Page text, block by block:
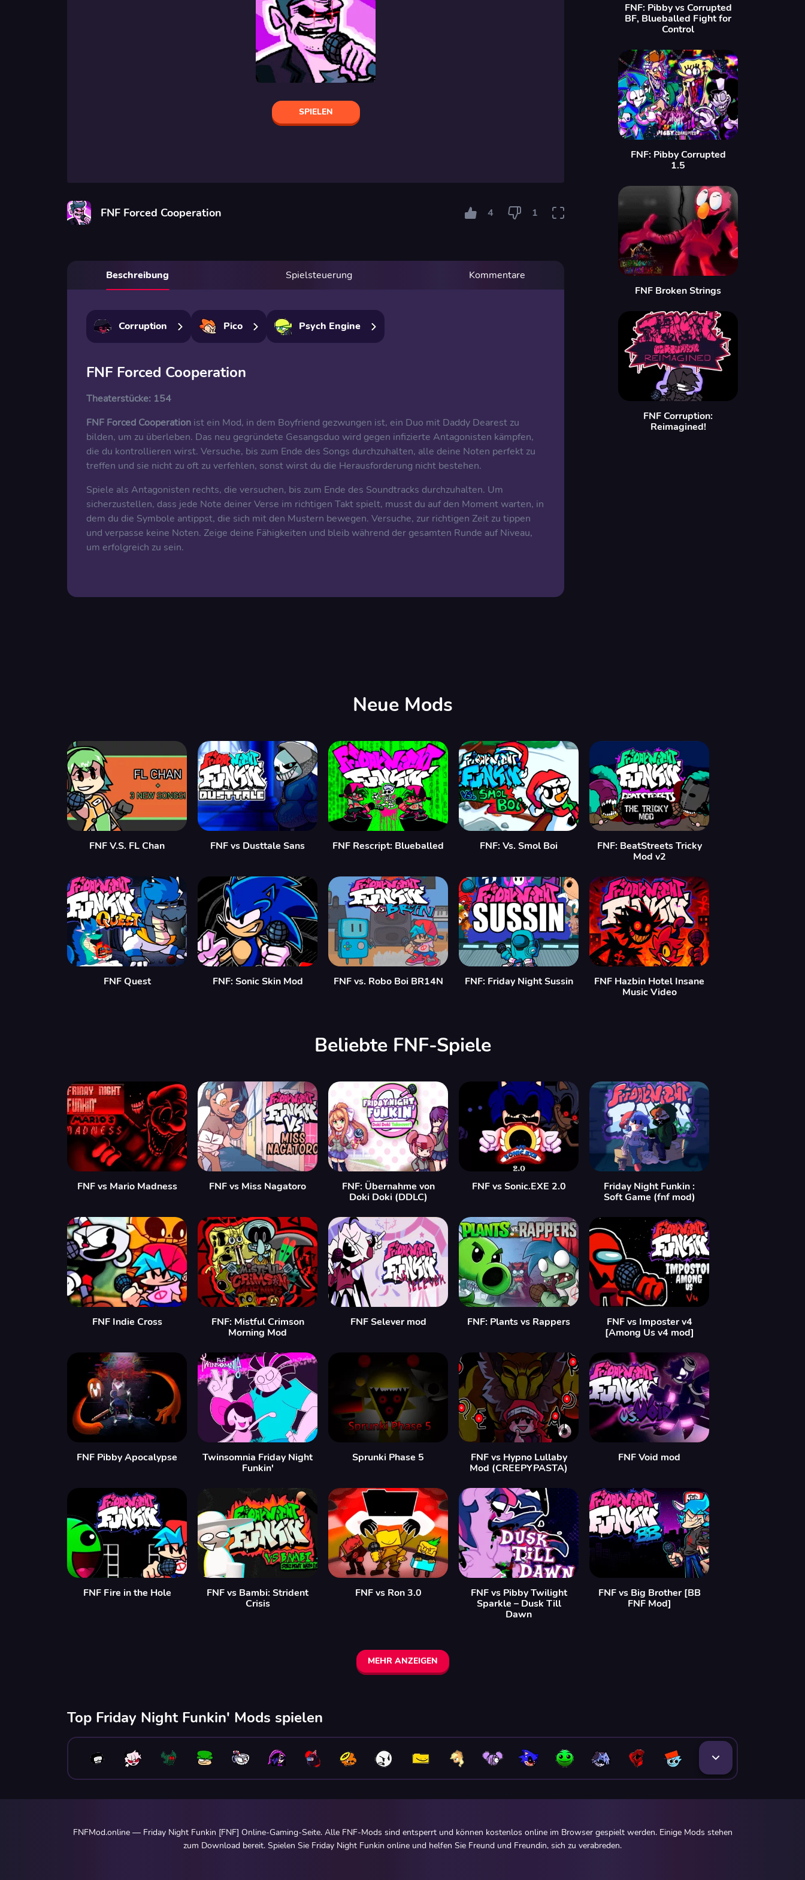
SPIELEN
FNF Forced Cooperation 4 1
Beschreibung Spielsteuerung Kommentare
Corruption Pico Psych Engine
FNF Forced Cooperation
Theaterstücke: 154
FNF Forced Cooperation ist ein Mod, in dem Boyfriend gezwungen ist, ein Duo mit Daddy Dearest zu
bilden, um zu überleben. Das neu gegründete Gesangsduo wird gegen infizierte Antagonisten kämpfen,
die du kontrollieren wirst. Versuche, bis zum Ende des Songs durchzuhalten, alle deine Noten perfekt zu
treffen und sie nicht zu oft zu verfehlen, sonst wirst du die Herausforderung nicht bestehen.
Spiele als Antagonisten rechts, die versuchen, bis zum Ende des Soundtracks durchzuhalten. Um
sicherzustellen, dass jede Note deiner Verse im richtigen Takt spielt, musst du auf den Moment warten, in
dem du die Symbole antippst, die sich mit den Mustern bewegen. Versuche, zur richtigen Zeit zu tippen
und verpasse keine Noten. Zeige deine Fähigkeiten und bleib während der gesamten Runde auf Niveau,
um erfolgreich zu sein.
FNF: Pibby vs Corrupted
BF, Blueballed Fight for
Control
FNF: Pibby Corrupted
1.5
FNF Broken Strings
FNF Corruption:
Reimagined!
Neue Mods
FNF V.S. FL Chan FNF vs Dusttale Sans FNF Rescript: Blueballed FNF: Vs. Smol Boi
FNF: BeatStreets Tricky
Mod v2
FNF Quest FNF: Sonic Skin Mod FNF vs. Robo Boi BR14N FNF: Friday Night Sussin
FNF Hazbin Hotel Insane
Music Video
Beliebte FNF-Spiele
FNF vs Mario Madness FNF vs Miss Nagatoro
FNF: Übernahme von
Doki Doki (DDLC)
FNF vs Sonic.EXE 2.0
Friday Night Funkin :
Soft Game (fnf mod)
FNF Indie Cross
FNF: Mistful Crimson
Morning Mod
FNF Selever mod FNF: Plants vs Rappers
FNF vs Imposter v4
[Among Us v4 mod]
FNF Pibby Apocalypse
Twinsomnia Friday Night
Funkin'
Sprunki Phase 5
FNF vs Hypno Lullaby
Mod (CREEPYPASTA)
FNF Void mod
FNF Fire in the Hole
FNF vs Bambi: Strident
Crisis
FNF vs Ron 3.0
FNF vs Pibby Twilight
Sparkle – Dusk Till
Dawn
FNF vs Big Brother [BB
FNF Mod]
MEHR ANZEIGEN
Top Friday Night Funkin' Mods spielen
FNFMod.online — Friday Night Funkin [FNF] Online-Gaming-Seite. Alle FNF-Mods sind entsperrt und können kostenlos online im Browser gespielt werden. Einige Mods stehen
zum Download bereit. Spielen Sie Friday Night Funkin online und helfen Sie Freund und Freundin, sich zu verabreden.